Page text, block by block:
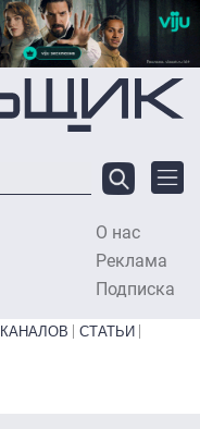
О нас
Реклама
Подписка
СТАТЬИ